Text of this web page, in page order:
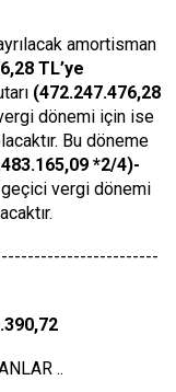
amortisman
TL’ye
(472.247.476,28
dönemi için ise
Bu döneme
*2/4)-
vergi dönemi
..